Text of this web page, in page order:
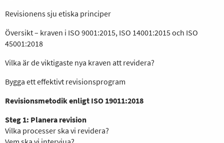
Revisionens sju etiska principer
Översikt – kraven i ISO 9001:2015, ISO 14001:2015 och ISO
45001:2018
Vilka är de viktigaste nya kraven att revidera?
Bygga ett effektivt revisionsprogram
Revisionsmetodik enligt ISO 19011:2018
Steg 1: Planera revision
Vilka processer ska vi revidera?